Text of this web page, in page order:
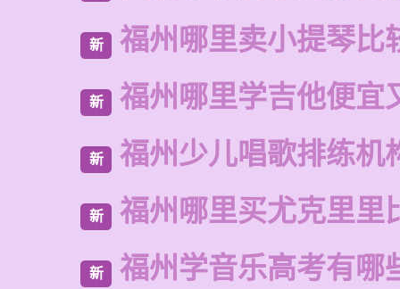
新 福州哪里卖小提琴比
新 福州哪里学吉他便宜
新 福州少儿唱歌排练机
新 福州哪里买尤克里里
新 福州学音乐高考有哪